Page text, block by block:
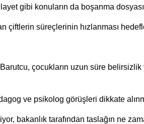
gibi konuların da boşanma
çiftlerin süreçlerinin hızlanması
çocukların uzun süre belirsizlik
ve psikolog görüşleri dikkate
bakanlık tarafından taslağın ne